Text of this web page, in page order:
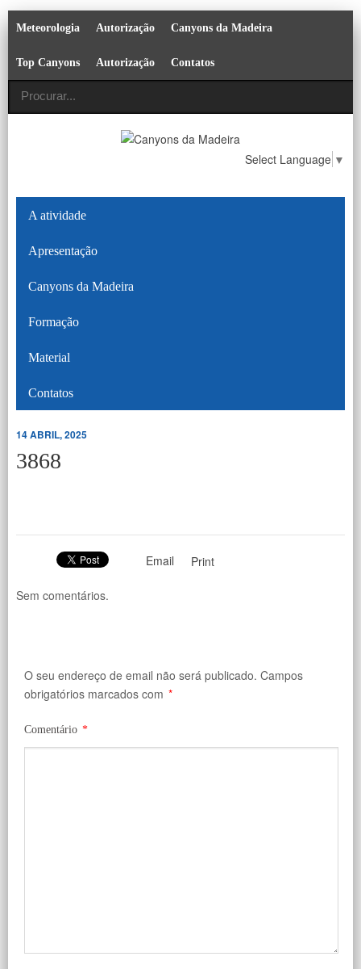
Meteorologia Autorização Canyons da Madeira
Top Canyons Autorização Contatos
Select Language ▼
A atividade
Apresentação
Canyons da Madeira
Formação
Material
Contatos
14 ABRIL, 2025
3868
Email Print
Sem comentários.
O seu endereço de email não será publicado. Campos
obrigatórios marcados com *
Comentário *